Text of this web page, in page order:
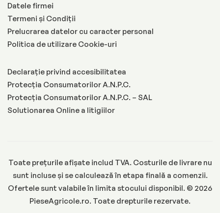
Datele firmei
Termeni și Condiții
Prelucrarea datelor cu caracter personal
Politica de utilizare Cookie-uri
Declarație privind accesibilitatea
Protecția Consumatorilor A.N.P.C.
Protecția Consumatorilor A.N.P.C. – SAL
Solutionarea Online a litigiilor
Toate prețurile afișate includ TVA. Costurile de livrare nu
sunt incluse și se calculează în etapa finală a comenzii.
Ofertele sunt valabile în limita stocului disponibil. © 2026
PieseAgricole.ro. Toate drepturile rezervate.